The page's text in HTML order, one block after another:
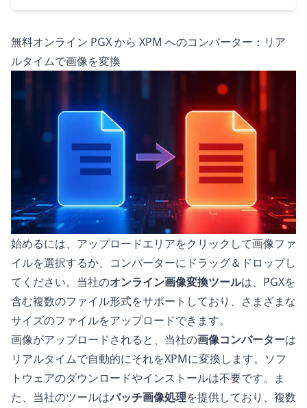
無料オンライン PGX から XPM へのコンバーター：リア
ルタイムで画像を変換
始めるには、アップロードエリアをクリックして画像ファ
イルを選択するか、コンバーターにドラッグ＆ドロップし
てください。当社のオンライン画像変換ツールは、PGXを
含む複数のファイル形式をサポートしており、さまざまな
サイズのファイルをアップロードできます。
画像がアップロードされると、当社の画像コンバーターは
リアルタイムで自動的にそれをXPMに変換します。ソフ
トウェアのダウンロードやインストールは不要です。ま
た、当社のツールはバッチ画像処理を提供しており、複数